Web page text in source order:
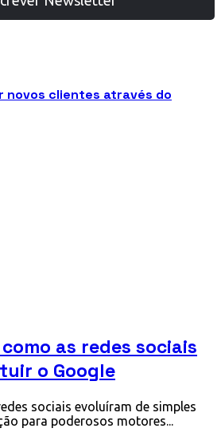
novos clientes através do
as redes sociais
o Google
sociais evoluíram de simples
para poderosos motores...